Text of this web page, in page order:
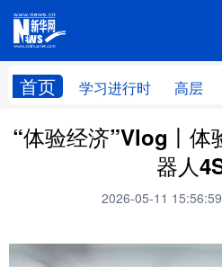
首页 学习进行时 高层
网站
学习进行时 高层
财经
科技 科创
“体验经济”Vlog丨体
器人
2026-05-11 15:56:59